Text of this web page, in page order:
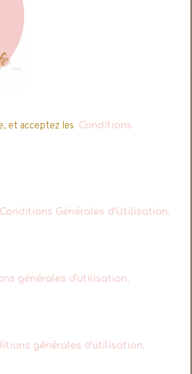
P&G www.pg.com
du produit
de Tilleul et de cristaux marins... + d’infos
et acceptez les Conditions
Conditions Générales d'Utilisation.
générales d'utilisation.
générales d'utilisation.